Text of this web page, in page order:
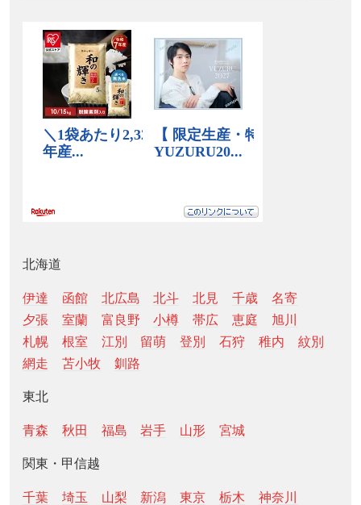
北海道
伊達 函館 北広島 北斗 北見 千歳
名寄
夕張
室蘭 富良野 小樽 帯広 恵庭
旭川
札幌
根室 江別 留萌 登別 石狩 稚内
紋別
網走
苫小牧 釧路
東北
青森 秋田 福島 岩手 山形 宮城
関東・甲信越
千葉 埼玉 山梨 新潟 東京 栃木
神奈川